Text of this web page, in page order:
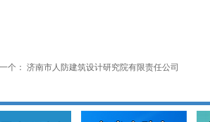
个： 济南市人防建筑设计研究院有限责任公司